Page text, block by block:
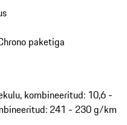
paketiga
kombineeritud: 10,6 -
241 - 230 g/km